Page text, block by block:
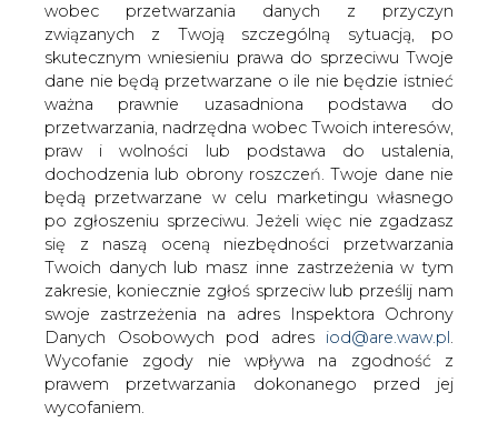
wobec przetwarzania danych z przyczyn
związanych z Twoją szczególną sytuacją, po
skutecznym wniesieniu prawa do sprzeciwu Twoje
dane nie będą przetwarzane o ile nie będzie istnieć
ważna prawnie uzasadniona podstawa do
przetwarzania, nadrzędna wobec Twoich interesów,
praw i wolności lub podstawa do ustalenia,
dochodzenia lub obrony roszczeń. Twoje dane nie
będą przetwarzane w celu marketingu własnego
po zgłoszeniu sprzeciwu. Jeżeli więc nie zgadzasz
się z naszą oceną niezbędności przetwarzania
Twoich danych lub masz inne zastrzeżenia w tym
zakresie, koniecznie zgłoś sprzeciw lub prześlij nam
swoje zastrzeżenia na adres Inspektora Ochrony
Danych Osobowych pod adres iod@are.waw.pl
Wycofanie zgody nie wpływa na zgodność z
prawem przetwarzania dokonanego przed jej
wycofaniem.
rozbuduje elektrownię PV
Elektrownia PV w Wierzchosławicach
zostanie rozbudowana do pierwotnie
planowanej mocy 1,8 MW zapowiada w
"Gazecie Krakowskiej" Marcin Wasa,
prezes spółki Energii Wierzchosławice.
Spółka ma w planie również budowę
kolejnych tego typu instalacji jak też
inwestycje w pozyskiwanie energii
geotermalnej.
We wrześniu ubiegłego roku spółka Energia